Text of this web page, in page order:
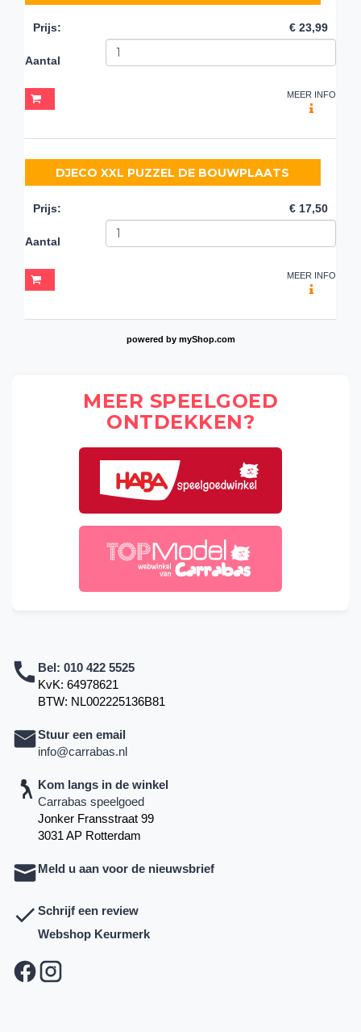
Prijs: € 23,99
Aantal
MEER INFO
DJECO XXL PUZZEL DE BOUWPLAATS
Prijs: € 17,50
Aantal
MEER INFO
powered by myShop.com
MEER SPEELGOED
ONTDEKKEN?
Bel: 010 422 5525
KvK: 64978621
BTW: NL002225136B81
Stuur een email
info@carrabas.nl
Kom langs in de winkel
Carrabas speelgoed
Jonker Fransstraat 99
3031 AP Rotterdam
Meld u aan voor de nieuwsbrief
Schrijf een review
Webshop Keurmerk